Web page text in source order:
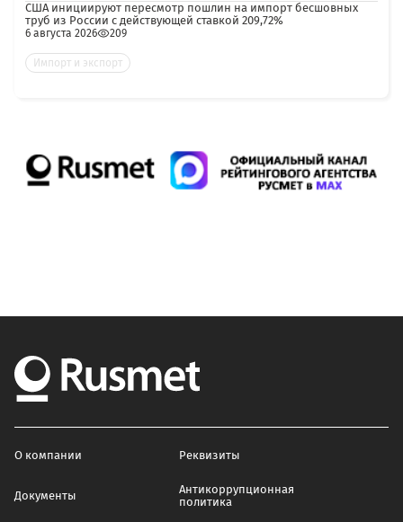
США инициируют пересмотр пошлин на импорт бесшовных
труб из России с действующей ставкой 209,72%
6 августа 2026 209
Импорт и экспорт
О компании Реквизиты
Документы
Антикоррупционная
политика